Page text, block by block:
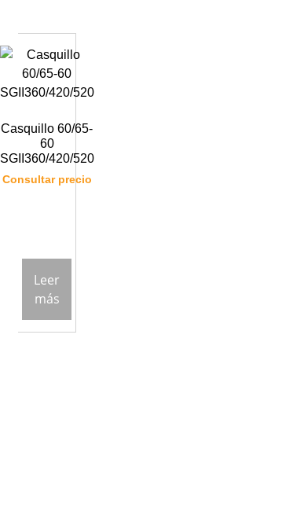
Casquillo 60/65-
60
SGII360/420/520
Consultar precio
Leer
más